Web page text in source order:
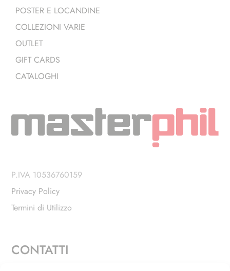
POSTER E LOCANDINE
COLLEZIONI VARIE
OUTLET
GIFT CARDS
CATALOGHI
P.IVA 10536760159
Privacy Policy
Termini di Utilizzo
CONTATTI